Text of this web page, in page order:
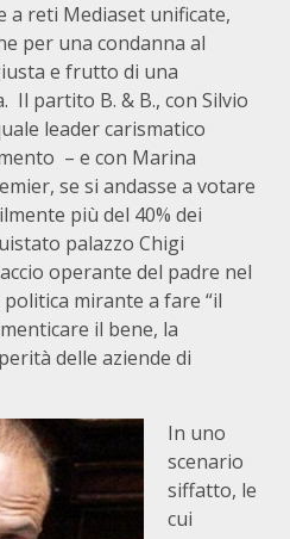
a reti Mediaset unificate,
per una condanna al
e frutto di una
Il partito B. & B., con Silvio
leader carismatico
– e con Marina
se si andasse a votare
più del 40% dei
palazzo Chigi
operante del padre nel
mirante a fare “il
il bene, la
delle aziende di
In uno
scenario
siffatto, le
cui